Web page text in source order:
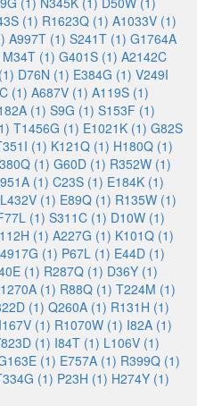
(1) R1623Q (1) A1033V (1)
A997T (1) S241T (1) G1764A
M34T (1) G401S (1) A2142C
D76N (1) E384G (1) V249I
(1) A687V (1) A119S (1)
(1) S9G (1) S153F (1)
T1456G (1) E1021K (1) G82S
(1) K121Q (1) H180Q (1)
(1) G60D (1) R352W (1)
(1) C23S (1) E184K (1)
L432V (1) E89Q (1) R135W (1)
(1) S311C (1) D10W (1)
(1) A227G (1) K101Q (1)
(1) P67L (1) E44D (1)
(1) R287Q (1) D36Y (1)
(1) R88Q (1) T224M (1)
(1) Q260A (1) R131H (1)
I167V (1) R1070W (1) I82A (1)
(1) I84T (1) L106V (1)
(1) E757A (1) R399Q (1)
(1) P23H (1) H274Y (1)